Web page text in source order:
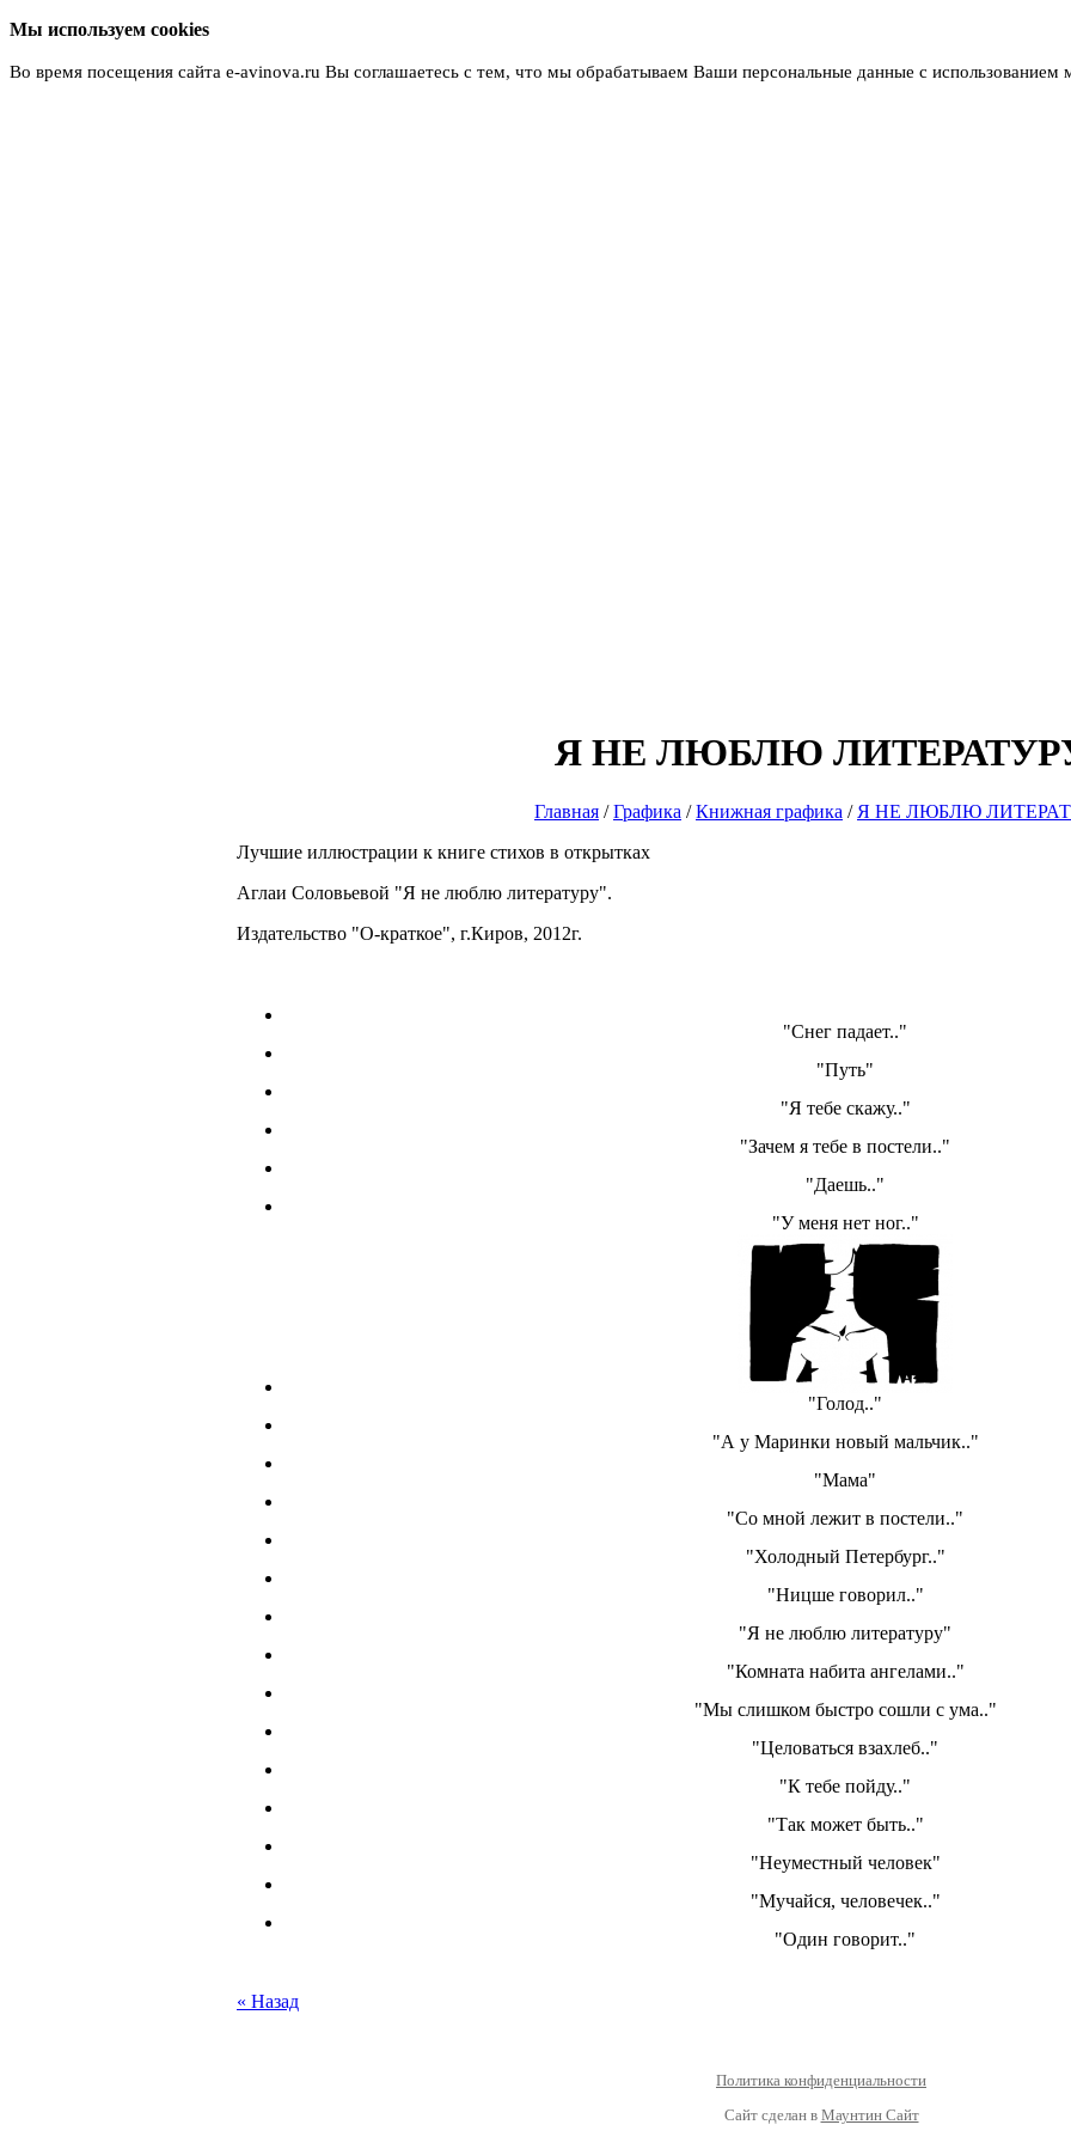
Мы используем cookies
Во время посещения сайта e-avinova.ru Вы соглашаетесь с тем, что мы обрабатываем Ваши персональные данные с использованием
Я НЕ ЛЮБЛЮ
Главная / Графика / Книжная графика / Я НЕ ЛЮБЛЮ
Лучшие иллюстрации к книге стихов в открытках
Аглаи Соловьевой "Я не люблю литературу".
Издательство "О-краткое", г.Киров, 2012г.
"Снег падает.."
"Путь"
"Я тебе скажу.."
"Зачем я тебе в постели.."
"Даешь.."
"У меня нет ног.."
"Голод.."
"А у Маринки новый мальчик.."
"Мама"
"Со мной лежит в постели.."
"Холодный Петербург.."
"Ницше говорил.."
"Я не люблю литературу"
"Комната набита ангелами.."
"Мы слишком быстро сошли с ума.."
"Целоваться взахлеб.."
"К тебе пойду.."
"Так может быть.."
"Неуместный человек"
"Мучайся, человечек.."
"Один говорит.."
« Назад
Политика конфиденциальности
Сайт сделан в Маунтин Сайт